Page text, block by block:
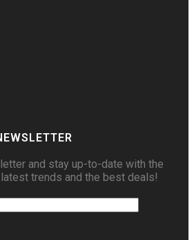
and stay up-to-date with the
trends and the best deals!